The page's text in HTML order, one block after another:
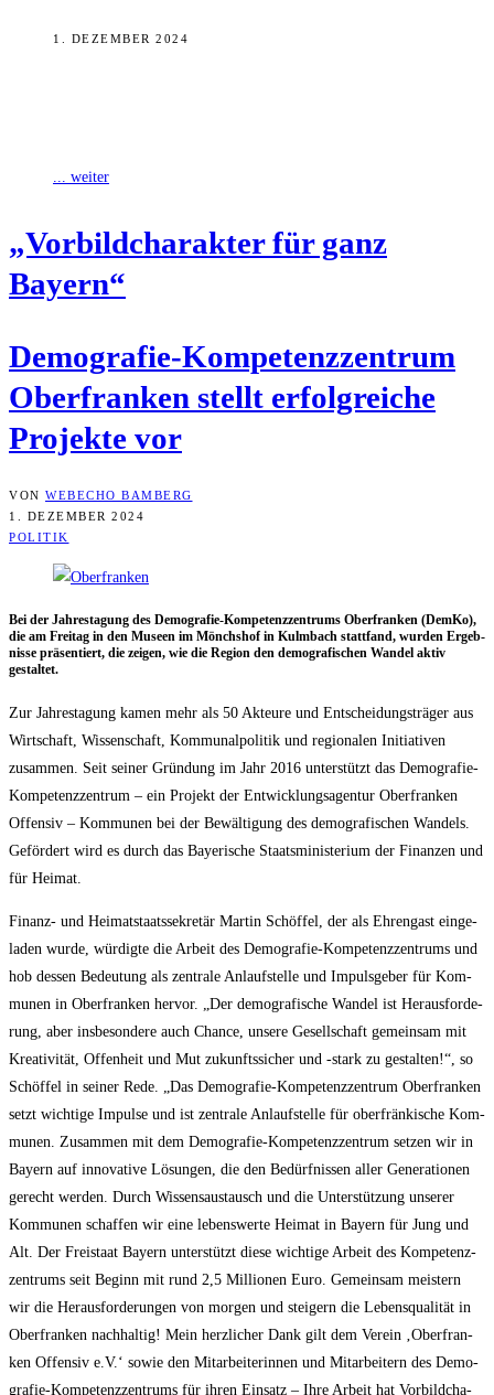
1. DEZEMBER 2024
... weiter
„Vor­bild­cha­rak­ter für ganz
Bayern“
Demo­gra­fie-Kom­pe­tenz­zen­trum
Ober­fran­ken stellt erfolg­rei­che
Pro­jek­te vor
VON WEBECHO BAMBERG
1. DEZEMBER 2024
POLITIK
Bei der Jah­res­ta­gung des Demo­gra­fie-Kom­pe­tenz­zen­trums Ober­fran­ken (Dem­Ko),
die am Frei­tag in den Muse­en im Mönchs­hof in Kulm­bach statt­fand, wur­den Ergeb­
nis­se prä­sen­tiert, die zei­gen, wie die Regi­on den demo­gra­fi­schen Wan­del aktiv
gestaltet.
Zur Jah­res­ta­gung kamen mehr als 50 Akteu­re und Ent­schei­dungs­trä­ger aus
Wirt­schaft, Wis­sen­schaft, Kom­mu­nal­po­li­tik und regio­na­len Initia­ti­ven
zusam­men. Seit sei­ner Grün­dung im Jahr 2016 unter­stützt das Demo­gra­fie-
Kom­pe­tenz­zen­trum – ein Pro­jekt der Ent­wick­lungs­agen­tur Ober­fran­ken
Offen­siv – Kom­mu­nen bei der Bewäl­ti­gung des demo­gra­fi­schen Wan­dels.
Geför­dert wird es durch das Baye­ri­sche Staats­mi­nis­te­ri­um der Finan­zen und
für Heimat.
Finanz- und Hei­mat­staats­se­kre­tär Mar­tin Schöf­fel, der als Ehren­gast ein­ge­
la­den wur­de, wür­dig­te die Arbeit des Demo­gra­fie-Kom­pe­tenz­zen­trums und
hob des­sen Bedeu­tung als zen­tra­le Anlauf­stel­le und Impuls­ge­ber für Kom­
mu­nen in Ober­fran­ken her­vor. „Der demo­gra­fi­sche Wan­del ist Her­aus­for­de­
rung, aber ins­be­son­de­re auch Chan­ce, unse­re Gesell­schaft gemein­sam mit
Krea­ti­vi­tät, Offen­heit und Mut zukunfts­si­cher und ‑stark zu gestal­ten!“, so
Schöf­fel in sei­ner Rede. „Das Demo­gra­fie-Kom­pe­tenz­zen­trum Ober­fran­ken
setzt wich­ti­ge Impul­se und ist zen­tra­le Anlauf­stel­le für ober­frän­ki­sche Kom­
mu­nen. Zusam­men mit dem Demo­gra­fie-Kom­pe­tenz­zen­trum set­zen wir in
Bay­ern auf inno­va­ti­ve Lösun­gen, die den Bedürf­nis­sen aller Gene­ra­tio­nen
gerecht wer­den. Durch Wis­sens­aus­tausch und die Unter­stüt­zung unse­rer
Kom­mu­nen schaf­fen wir eine lebens­wer­te Hei­mat in Bay­ern für Jung und
Alt. Der Frei­staat Bay­ern unter­stützt die­se wich­ti­ge Arbeit des Kom­pe­tenz­
zen­trums seit Beginn mit rund 2,5 Mil­lio­nen Euro. Gemein­sam meis­tern
wir die Her­aus­for­de­run­gen von mor­gen und stei­gern die Lebens­qua­li­tät in
Ober­fran­ken nach­hal­tig! Mein herz­li­cher Dank gilt dem Ver­ein ‚Ober­fran­
ken Offen­siv e.V.‘ sowie den Mit­ar­bei­te­rin­nen und Mit­ar­bei­tern des Demo­
gra­fie-Kom­pe­tenz­zen­trums für ihren Ein­satz – Ihre Arbeit hat Vor­bild­cha­